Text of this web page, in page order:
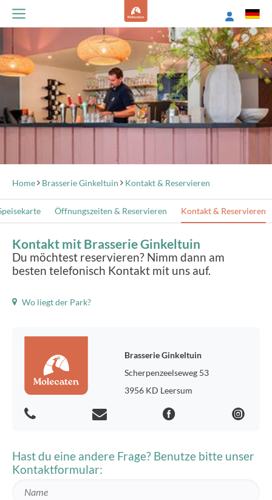
Home Brasserie Ginkeltuin Kontakt & Reservieren
Öffnungszeiten & Reservieren Kontakt & Reservieren
Kontakt mit Brasserie Ginkeltuin
Du möchtest reservieren? Nimm dann am
besten telefonisch Kontakt mit uns auf.
Wo liegt der Park?
Brasserie Ginkeltuin
Scherpenzeelseweg 53
3956 KD Leersum
Hast du eine andere Frage? Benutze bitte unser
Kontaktformular: